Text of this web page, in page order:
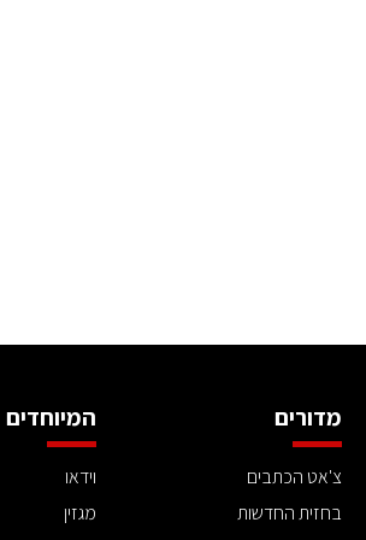
מדורים
צ'אט הכתבים
בחזית החדשות
המיוחדים
וידאו
מגזין